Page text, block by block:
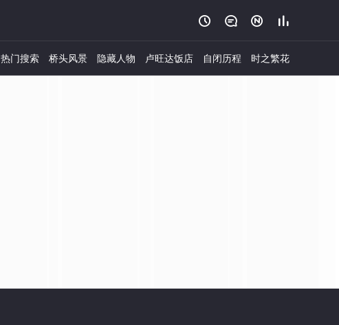
   
热门搜索 桥头风景 隐藏人物 卢旺达饭店 自闭历程 时之繁花